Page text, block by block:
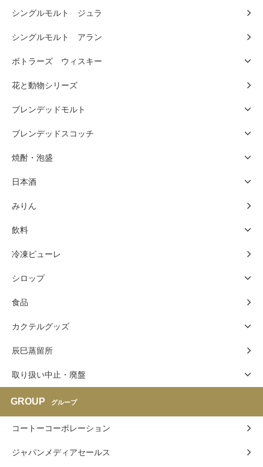
シングルモルト ジュラ
シングルモルト アラン
ボトラーズ ウィスキー
花と動物シリーズ
ブレンデッドモルト
ブレンデッドスコッチ
焼酎・泡盛
日本酒
みりん
飲料
冷凍ピューレ
シロップ
食品
カクテルグッズ
辰巳蒸留所
取り扱い中止・廃盤
GROUP グループ
コートーコーポレーション
ジャパンメディアセールス